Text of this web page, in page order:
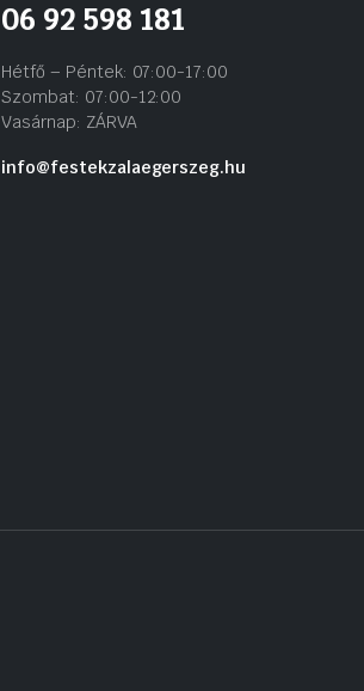
06 92 598 181
Hétfő – Péntek: 07:00-17:00
Szombat: 07:00-12:00
Vasárnap: ZÁRVA
info@festekzalaegerszeg.hu